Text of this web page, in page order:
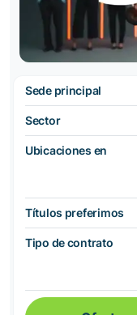
Sede principal
Sector
Ubicaciones en
Títulos preferimos
Tipo de contrato